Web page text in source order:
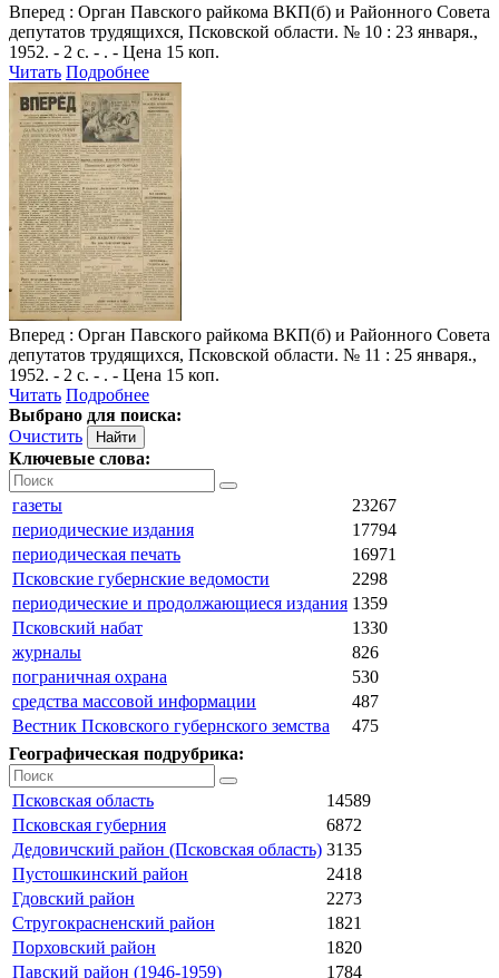
Вперед : Орган Павского райкома ВКП(б) и Районного Совета
депутатов трудящихся, Псковской области. № 10 : 23 января.,
1952. - 2 с. - . - Цена 15 коп.
Читать Подробнее
Вперед : Орган Павского райкома ВКП(б) и Районного Совета
депутатов трудящихся, Псковской области. № 11 : 25 января.,
1952. - 2 с. - . - Цена 15 коп.
Читать Подробнее
Выбрано для поиска:
Очистить
Ключевые слова:
газеты
23267
периодические издания
17794
периодическая печать
16971
Псковские губернские ведомости
2298
периодические и продолжающиеся издания 1359
Псковский набат
1330
журналы
826
пограничная охрана
530
средства массовой информации
487
Вестник Псковского губернского земства
475
Географическая подрубрика:
Псковская область
14589
Псковская губерния
6872
Дедовичский район (Псковская область) 3135
Пустошкинский район
2418
Гдовский район
2273
Стругокрасненский район
1821
Порховский район
1820
Павский район (1946-1959)
1784